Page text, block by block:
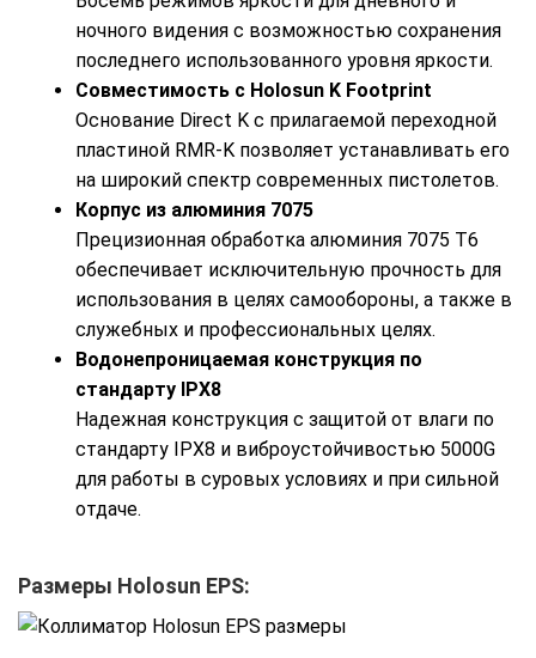
ночного видения с возможностью сохранения
последнего использованного уровня яркости.
Совместимость с Holosun K Footprint
Основание Direct K с прилагаемой переходной
пластиной RMR-K позволяет устанавливать его
на широкий спектр современных пистолетов.
Корпус из алюминия 7075
Прецизионная обработка алюминия 7075 T6
обеспечивает исключительную прочность для
использования в целях самообороны, а также в
служебных и профессиональных целях.
Водонепроницаемая конструкция по
стандарту IPX8
Надежная конструкция с защитой от влаги по
стандарту IPX8 и виброустойчивостью 5000G
для работы в суровых условиях и при сильной
отдаче.
Размеры Holosun EPS: